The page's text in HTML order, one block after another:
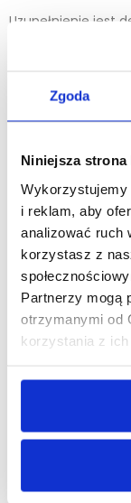
Zgoda
Niniejsza
Wykorzystujemy
i reklam, aby
analizować ruch
korzystasz z
Partnerzy mogą
otrzymanymi od
korzystania z ich
Uzupełnienie jest
zmniejsza koszty,
jakość obsługi i
Zobacz inne z